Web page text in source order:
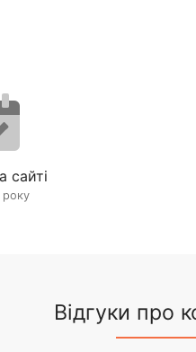
сайті
року
Відгуки про